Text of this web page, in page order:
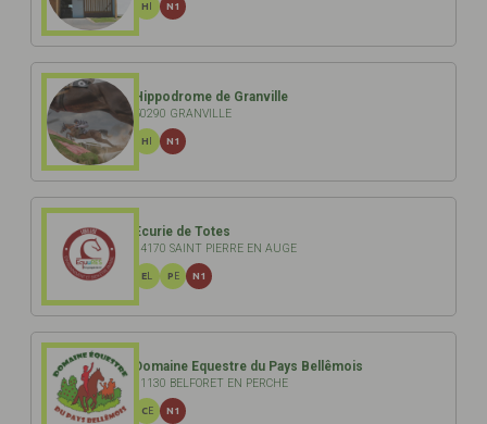
N1
Hippodrome de Granville
50290 GRANVILLE
N1
Ecurie de Totes
14170 SAINT PIERRE EN AUGE
EL PE N1
Domaine Equestre du Pays Bellêmois
61130 BELFORET EN PERCHE
CE N1